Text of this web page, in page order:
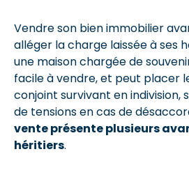
Vendre son bien immobilier
alléger la charge laissée à ses
une maison chargée de
facile à vendre, et peut placer
conjoint survivant en indivision,
de tensions en cas de
vente présente plusieurs
héritiers.